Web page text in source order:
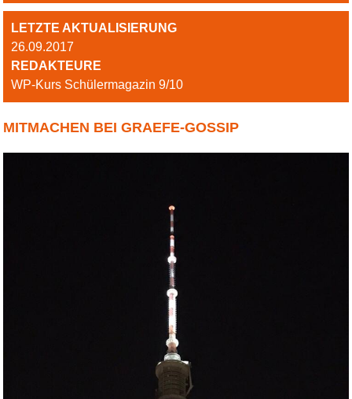
LETZTE AKTUALISIERUNG
26.09.2017
REDAKTEURE
WP-Kurs Schülermagazin 9/10
MITMACHEN BEI GRAEFE-GOSSIP